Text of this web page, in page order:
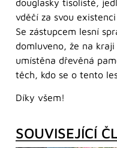
douglasky tisolisté,
vděčí za svou
Se zástupcem lesní
domluveno, že na
umístěna dřevěná
těch, kdo se o tento
Díky všem!
SOUVISEJÍCÍ